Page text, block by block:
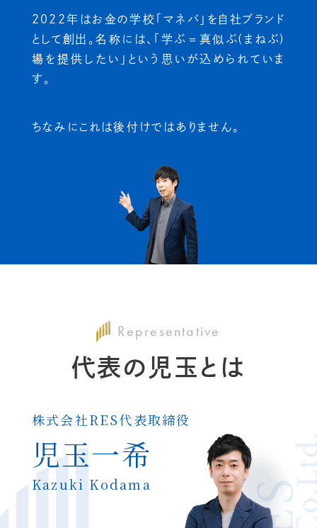
2022年はお金の学校「マネバ」を自社ブランド
として創出。名称には、「学ぶ＝真似ぶ(まねぶ)
場を提供したい」 という思いが込められていま
す。
ちなみにこれは後付けではありません。
Representative
代表の児玉とは
株式会社RES代表取締役
児玉一希
Kazuki Kodama